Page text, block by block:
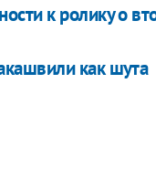
к ролику о
как шута